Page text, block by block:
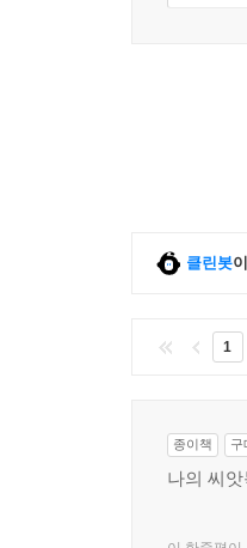
클린봇
1
종이책 구
나의 씨앗